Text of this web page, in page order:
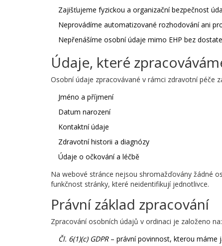
Zajišťujeme fyzickou a organizační bezpečnost
Neprovádíme automatizované rozhodování ani
Nepřenášíme osobní údaje mimo EHP bez
Údaje, které
Osobní údaje zpracovávané v rámci zdravotní péče
Jméno a příjmení
Datum narození
Kontaktní údaje
Zdravotní historii a diagnózy
Údaje o očkování a léčbě
Na webové stránce nejsou shromažďovány žádné
funkčnost stránky, které neidentifikují jednotlivce.
Právní základ zpracování
Zpracování osobních údajů v ordinaci je založeno na:
Čl. 6(1)(c) GDPR– právní povinnost, kterou máme